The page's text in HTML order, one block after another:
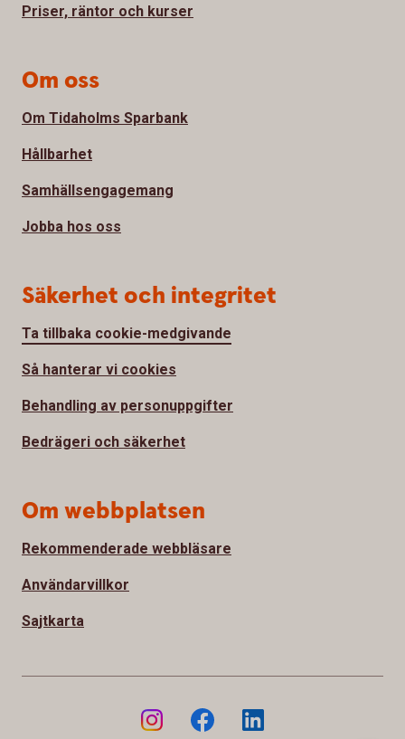
Priser, räntor och kurser
Om oss
Om Tidaholms Sparbank
Hållbarhet
Samhällsengagemang
Jobba hos oss
Säkerhet och integritet
Ta tillbaka cookie-medgivande
Så hanterar vi cookies
Behandling av personuppgifter
Bedrägeri och säkerhet
Om webbplatsen
Rekommenderade webbläsare
Användarvillkor
Sajtkarta